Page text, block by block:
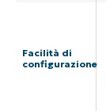
Facilità di
configurazione